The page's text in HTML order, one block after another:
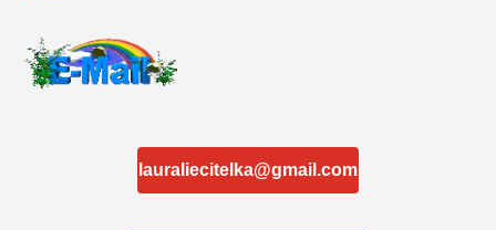
lauraliecitelka@gmail.com